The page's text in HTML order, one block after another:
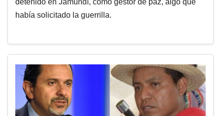
había solicitado la guerrilla.